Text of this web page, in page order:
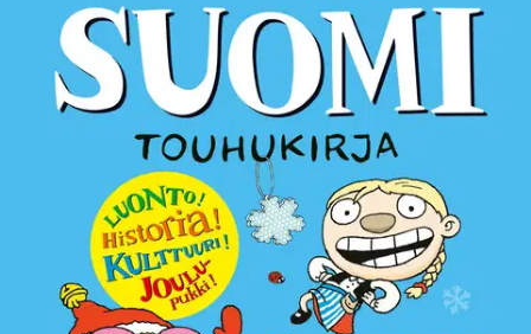
Tuotekuvaus
Kaikkien aikojen suosituimman Tatu ja Patu -kirjan puuhaversio
Monipuolisia puuhatehtäviä alakouluikäisille Outolan poikien
hengessä. Kun valitaan ainekset, joista Suomi valmistetaan tai
etsitään suomen kielen pisintä sanaa sanasokkelosta, Suomi ja
suomalaiset tulevat tutuiksi ihan vahingossa.